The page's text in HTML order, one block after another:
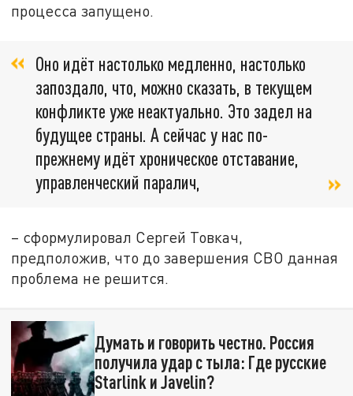
процесса запущено.
Оно идёт настолько медленно, настолько
запоздало, что, можно сказать, в текущем
конфликте уже неактуально. Это задел на
будущее страны. А сейчас у нас по-
прежнему идёт хроническое отставание,
управленческий паралич,
– сформулировал Сергей Товкач,
предположив, что до завершения СВО данная
проблема не решится.
Думать и говорить честно. Россия
получила удар с тыла: Где русские
Starlink и Javelin?